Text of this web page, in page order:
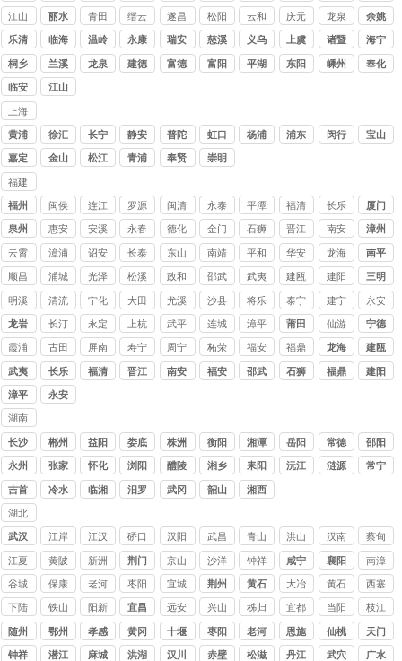
江山 丽水 青田 缙云 遂昌 松阳 云和 庆元 龙泉 余姚
乐清 临海 温岭 永康 瑞安 慈溪 义乌 上虞 诸暨 海宁
桐乡 兰溪 龙泉 建德 富德 富阳 平湖 东阳 嵊州 奉化
临安 江山
上海
讨债
公司
黄浦 徐汇 长宁 静安 普陀 虹口 杨浦 浦东 闵行 宝山
嘉定 金山 松江 青浦 奉贤 崇明
福建
讨债
公司
福州 闽侯 连江 罗源 闽清 永泰 平潭 福清 长乐 厦门
泉州 惠安 安溪 永春 德化 金门 石狮 晋江 南安 漳州
云霄 漳浦 诏安 长泰 东山 南靖 平和 华安 龙海 南平
顺昌 浦城 光泽 松溪 政和 邵武
武夷
山
建瓯 建阳 三明
明溪 清流 宁化 大田 尤溪 沙县 将乐 泰宁 建宁 永安
龙岩 长汀 永定 上杭 武平 连城 漳平 莆田 仙游 宁德
霞浦 古田 屏南 寿宁 周宁 柘荣 福安 福鼎 龙海 建瓯
武夷
山
长乐 福清 晋江 南安 福安 邵武 石狮 福鼎 建阳
漳平 永安
湖南
讨债
公司
长沙 郴州 益阳 娄底 株洲 衡阳 湘潭 岳阳 常德 邵阳
永州
张家
界
怀化 浏阳 醴陵 湘乡 耒阳 沅江 涟源 常宁
吉首
冷水
临湘 汨罗 武冈 韶山 湘西
湖北
讨债
公司
武汉 江岸 江汉 硚口 汉阳 武昌 青山 洪山 汉南 蔡甸
江夏 黄陂 新洲 荆门 京山 沙洋 钟祥 咸宁 襄阳 南漳
谷城 保康
老河
口
枣阳 宜城 荆州 黄石 大冶
黄石
港
西塞
山
下陆 铁山 阳新 宜昌 远安 兴山 秭归 宜都 当阳 枝江
随州 鄂州 孝感 黄冈 十堰 枣阳
老河
口
恩施 仙桃 天门
钟祥 潜江 麻城 洪湖 汉川 赤壁 松滋 丹江 武穴 广水